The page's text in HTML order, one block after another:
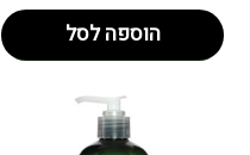
הוספה לסל